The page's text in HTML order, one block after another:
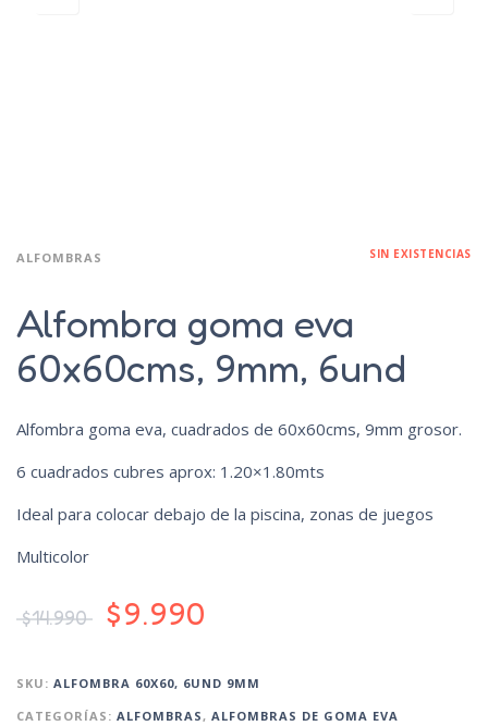
ALFOMBRAS SIN EXISTENCIAS
Alfombra goma eva
60x60cms, 9mm, 6und
Alfombra goma eva, cuadrados de 60x60cms, 9mm grosor.
6 cuadrados cubres aprox: 1.20×1.80mts
Ideal para colocar debajo de la piscina, zonas de juegos
Multicolor
$14.990 $9.990
SKU: ALFOMBRA 60X60, 6UND 9MM
CATEGORÍAS: ALFOMBRAS, ALFOMBRAS DE GOMA EVA